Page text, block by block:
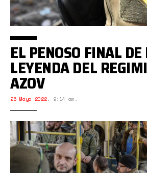
EL PENOSO FINAL
LEYENDA DEL
AZOV
26 Mayo 2022, 9:14 am.